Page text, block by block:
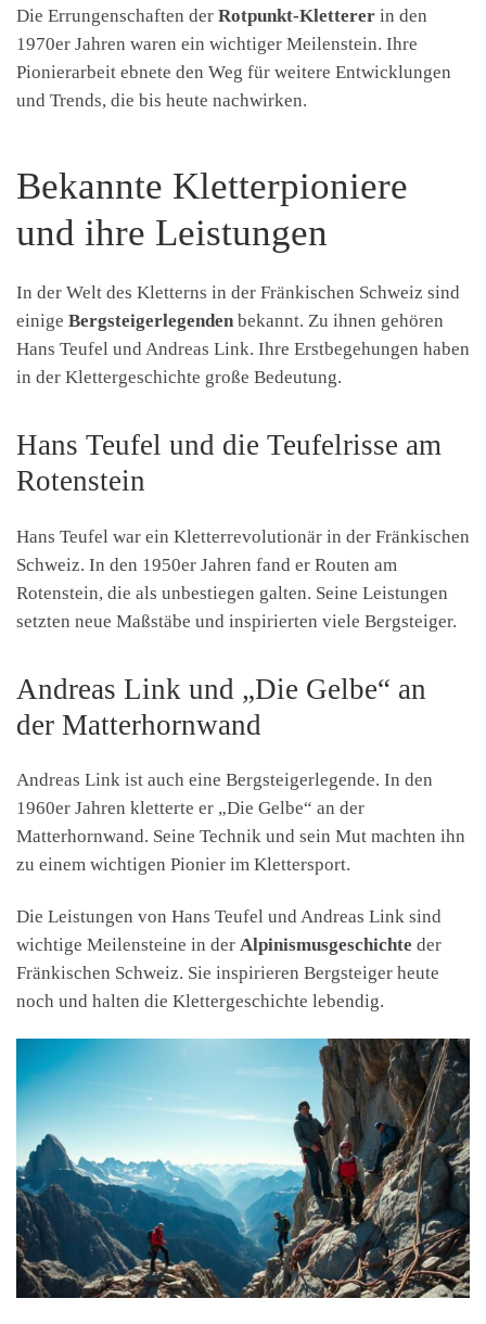
Die Errungenschaften der Rotpunkt-Kletterer in den
1970er Jahren waren ein wichtiger Meilenstein. Ihre
Pionierarbeit ebnete den Weg für weitere Entwicklungen
und Trends, die bis heute nachwirken.
Bekannte Kletterpioniere
und ihre Leistungen
In der Welt des Kletterns in der Fränkischen Schweiz sind
einige Bergsteigerlegenden bekannt. Zu ihnen gehören
Hans Teufel und Andreas Link. Ihre Erstbegehungen haben
in der Klettergeschichte große Bedeutung.
Hans Teufel und die Teufelrisse am
Rotenstein
Hans Teufel war ein Kletterrevolutionär in der Fränkischen
Schweiz. In den 1950er Jahren fand er Routen am
Rotenstein, die als unbestiegen galten. Seine Leistungen
setzten neue Maßstäbe und inspirierten viele Bergsteiger.
Andreas Link und „Die Gelbe“ an
der Matterhornwand
Andreas Link ist auch eine Bergsteigerlegende. In den
1960er Jahren kletterte er „Die Gelbe“ an der
Matterhornwand. Seine Technik und sein Mut machten ihn
zu einem wichtigen Pionier im Klettersport.
Die Leistungen von Hans Teufel und Andreas Link sind
wichtige Meilensteine in der Alpinismusgeschichte der
Fränkischen Schweiz. Sie inspirieren Bergsteiger heute
noch und halten die Klettergeschichte lebendig.